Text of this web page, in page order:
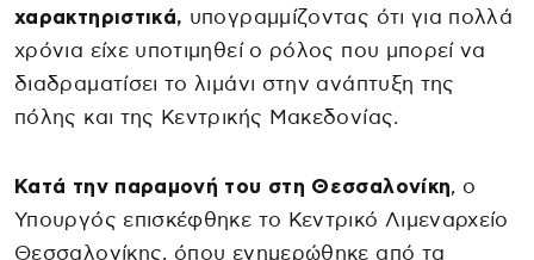
χαρακτηριστικά, υπογραμμίζοντας ότι για πολλά
χρόνια είχε υποτιμηθεί ο ρόλος που μπορεί να
διαδραματίσει το λιμάνι στην ανάπτυξη της
πόλης και της Κεντρικής Μακεδονίας.
Κατά την παραμονή του στη Θεσσαλονίκη, ο
Υπουργός επισκέφθηκε το Κεντρικό Λιμεναρχείο
Θεσσαλονίκης, όπου ενημερώθηκε από τα